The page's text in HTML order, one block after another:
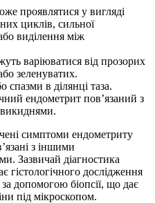
проявлятися у вигляді
циклів, сильної
виділення між
варіюватися від прозорих
зеленуватих.
спазми в ділянці таза.
ендометрит пов’язаний з
симптоми ендометриту
з іншими
Зазвичай діагностика
гістологічного дослідження
допомогою біопсії, що дає
під мікроскопом.